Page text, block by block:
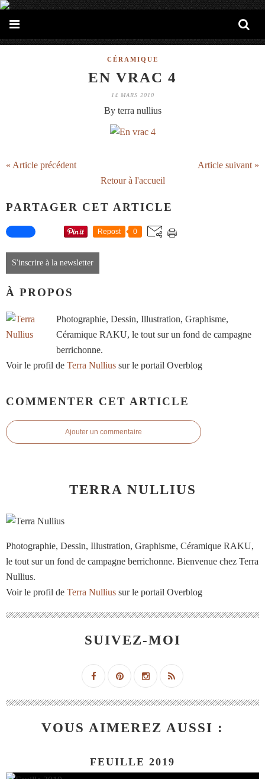
CÉRAMIQUE
EN VRAC 4
14 MARS 2010
By terra nullius
« Article précédent
Article suivant »
Retour à l'accueil
PARTAGER CET ARTICLE
Repost 0
S'inscrire à la newsletter
À PROPOS
Photographie, Dessin, Illustration, Graphisme,
Céramique RAKU, le tout sur un fond de campagne
berrichonne.
Voir le profil de Terra Nullius sur le portail Overblog
COMMENTER CET ARTICLE
Ajouter un commentaire
TERRA NULLIUS
Photographie, Dessin, Illustration, Graphisme, Céramique RAKU,
le tout sur un fond de campagne berrichonne. Bienvenue chez Terra
Nullius.
Voir le profil de Terra Nullius sur le portail Overblog
SUIVEZ-MOI
VOUS AIMEREZ AUSSI :
FEUILLE 2019